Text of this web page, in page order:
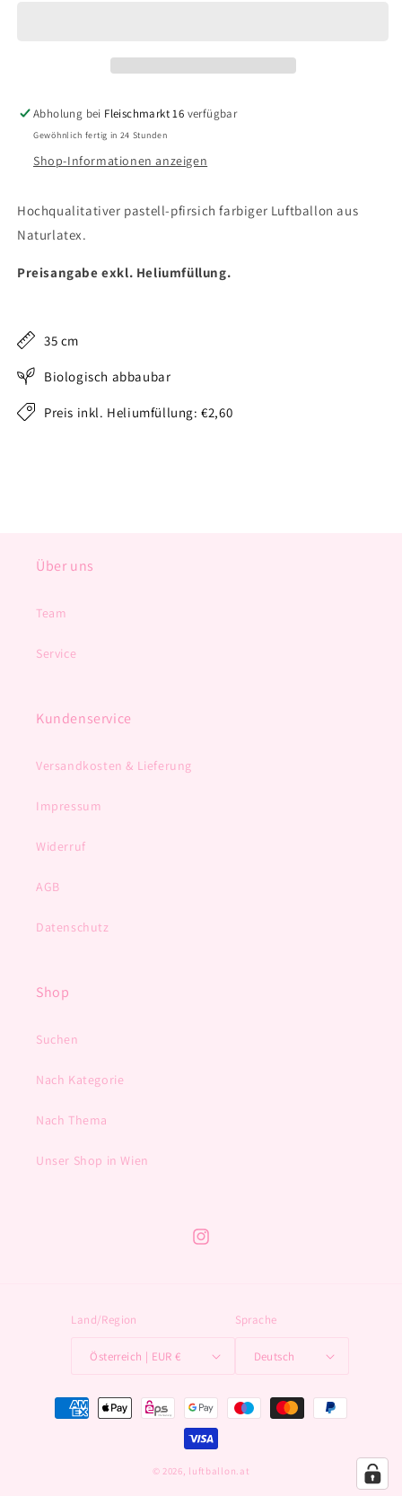
Abholung bei Fleischmarkt 16 verfügbar
Gewöhnlich fertig in 24 Stunden
Shop-Informationen anzeigen
Hochqualitativer pastell-pfirsich farbiger Luftballon aus
Naturlatex.
Preisangabe exkl. Heliumfüllung.
35 cm
Biologisch abbaubar
Preis inkl. Heliumfüllung: €2,60
Über uns
Team
Service
Kundenservice
Versandkosten & Lieferung
Impressum
Widerruf
AGB
Datenschutz
Shop
Suchen
Nach Kategorie
Nach Thema
Unser Shop in Wien
Instagram
Land/Region
Österreich | EUR €
Sprache
Deutsch
Zahlungsmethoden
© 2026, luftballon.at